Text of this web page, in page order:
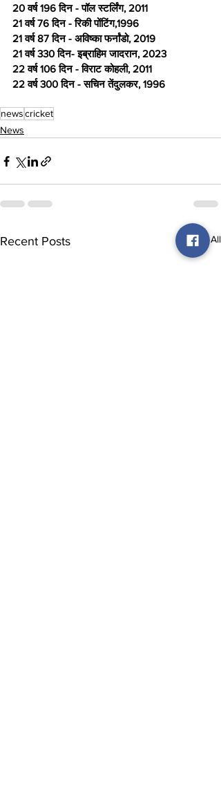
20 वर्ष 196 दिन - पॉल स्टर्लिंग, 2011
21 वर्ष 76 दिन - रिकी पोंटिंग,1996
21 वर्ष 87 दिन - अविष्का फर्नांडो, 2019
21 वर्ष 330 दिन- इब्राहिम जादरान, 2023
22 वर्ष 106 दिन - विराट कोहली, 2011
22 वर्ष 300 दिन - सचिन तेंदुलकर, 1996
newscricket
News
Recent Posts See All